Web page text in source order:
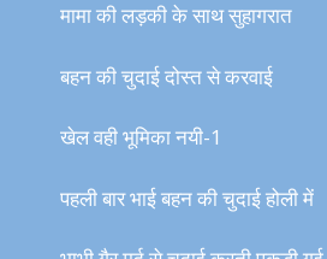
मामा की लड़की के साथ सुहागरात
बहन की चुदाई दोस्त से करवाई
खेल वही भूमिका नयी-1
पहली बार भाई बहन की चुदाई होली में